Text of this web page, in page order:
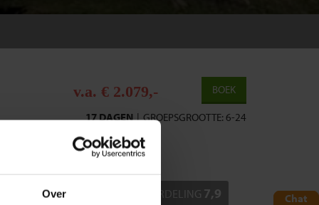
Over
Chat
BOEK
v.a. € 2.079,-
GROEPSGROOTTE: 6-24
|
17 DAGEN
FAQ
BEOORDELING 7,9